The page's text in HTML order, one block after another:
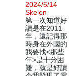
2024/6/14
Skelen
第一次知道好
讀是在2011
年，還記得那
時身在外國的
我要找<那些
年>是十分困
難，就是好讀